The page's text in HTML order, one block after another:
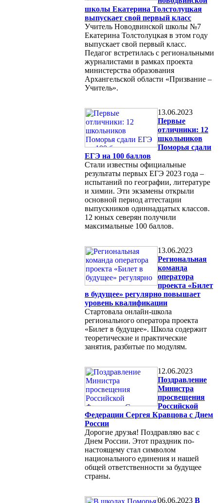
школы Екатерина Толстолуцкая
выпускает свой первый класс
Учитель Новодвинской школы №7
Екатерина Толстолуцкая в этом году
выпускает свой первый класс.
Педагог встретилась с региональными
журналистами в рамках проекта
министерства образования
Архангельской области «Призвание –
Учитель».
13.06.2023
Первые
отличники: 12
школьников
Поморья сдали
ЕГЭ на 100 баллов
Стали известны официальные
результаты первых ЕГЭ 2023 года –
испытаний по географии, литературе
и химии. Эти экзамены открыли
основной период аттестации
выпускников одиннадцатых классов.
12 юных северян получили
максимальные 100 баллов.
13.06.2023
Региональная
команда
оператора
проекта «Билет
в будущее» регулярно повышает
уровень квалификации
Стартовала онлайн-школа
регионального оператора проекта
«Билет в будущее». Школа содержит
теоретические и практические
занятия, разбитые по модулям.
12.06.2023
Поздравление
Министра
просвещения
Российской
Федерации Сергея Кравцова с Днем
России
Дорогие друзья! Поздравляю вас с
Днем России. Этот праздник по-
настоящему стал символом
национального единения и нашей
общей ответственности за будущее
страны.
06.06.2023 В